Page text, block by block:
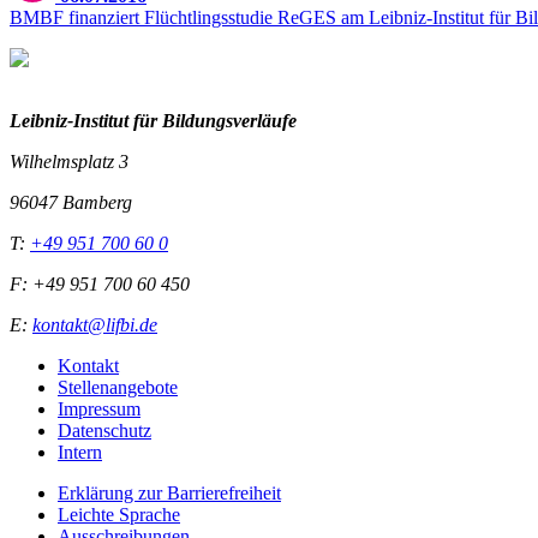
BMBF finanziert Flüchtlingsstudie ReGES am Leibniz-Institut für
Leibniz-Institut für Bildungsverläufe
Wilhelmsplatz 3
96047 Bamberg
T: +49 951 700 60 0
F: +49 951 700 60 450
E: kontakt@lifbi.de
Kontakt
Stellenangebote
Impressum
Datenschutz
Intern
Erklärung zur Barrierefreiheit
Leichte Sprache